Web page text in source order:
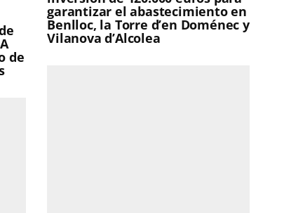
de
garantizar el abastecimiento en
Benlloc, la Torre d’en Doménec y
Vilanova d’Alcolea